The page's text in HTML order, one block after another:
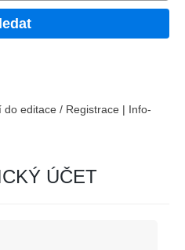
do editace / Registrace | Info-
ÚČET